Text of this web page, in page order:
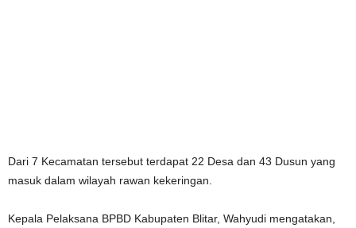
Dari 7 Kecamatan tersebut terdapat 22 Desa dan 43 Dusun yang
masuk dalam wilayah rawan kekeringan.
Kepala Pelaksana BPBD Kabupaten Blitar, Wahyudi mengatakan,